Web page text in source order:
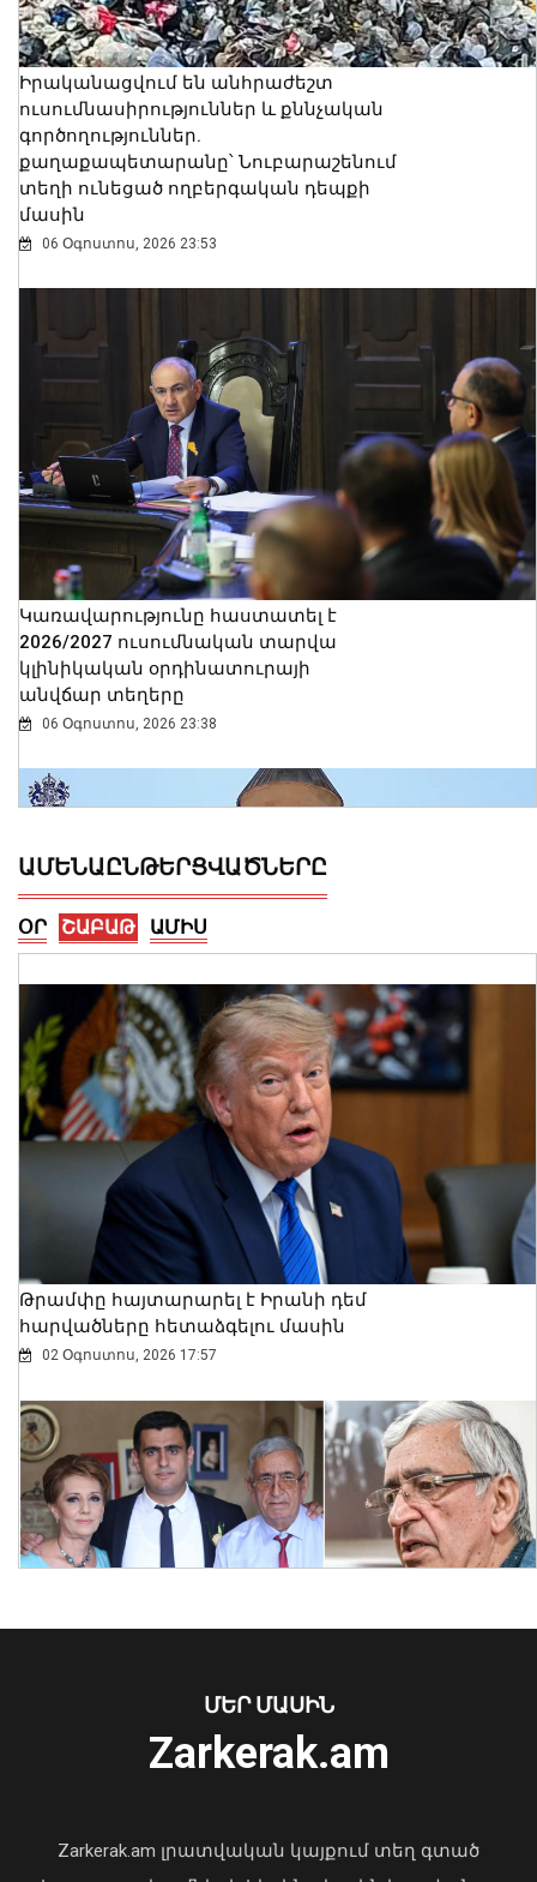
Իրականացվում են անհրաժեշտ
ուսումնասիրություններ և քննչական
գործողություններ.
քաղաքապետարանը՝ Նուբարաշենում
տեղի ունեցած ողբերգական դեպքի
մասին
06 Օգոստոս, 2026 23:53
Կառավարությունը հաստատել է
2026/2027 ուսումնական տարվա
կլինիկական օրդինատուրայի
անվճար տեղերը
06 Օգոստոս, 2026 23:38
Ալեքսանդրա Քոուլը շարունակում է
բացահայտել Հայաստանը․ Մեծ
Բրիտանիայի դեսպանը հայերեն է
խոսում․ տեսանյութ
06 Օգոստոս, 2026 23:30
ԱՄԵՆԱԸՆԹԵՐՑՎԱԾՆԵՐԸ
ՕՐ ՇԱԲԱԹ ԱՄԻՍ
Թրամփը հայտարարել է Իրանի դեմ
հարվածները հետաձգելու մասին
02 Օգոստոս, 2026 17:57
«Պարտվեցինք դաժան հիվանդության
04 Օգոստոս, 2026 19:12
ՄԵՐ ՄԱՍԻՆ
Zarkerak.am
Zarkerak.am լրատվական կայքում տեղ գտած